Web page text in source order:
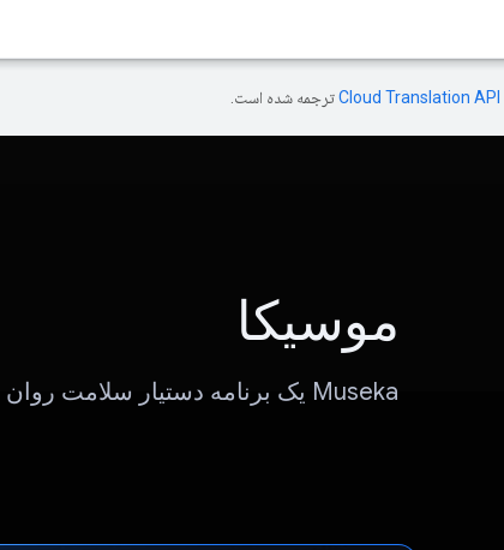
ترجمه شده است.
موسیکا
Museka یک برنامه دستیار سلامت روان شخصی و دوستانه است